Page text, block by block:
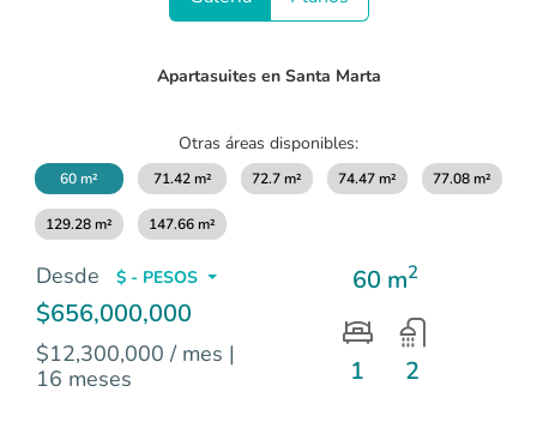
Apartasuites en Santa Marta
Otras áreas disponibles:
60 m² 71.42 m² 72.7 m² 74.47 m² 77.08 m²
129.28 m² 147.66 m²
Desde $ - PESOS
$656,000,000
$12,300,000 / mes |
16 meses
60 m2
1 2